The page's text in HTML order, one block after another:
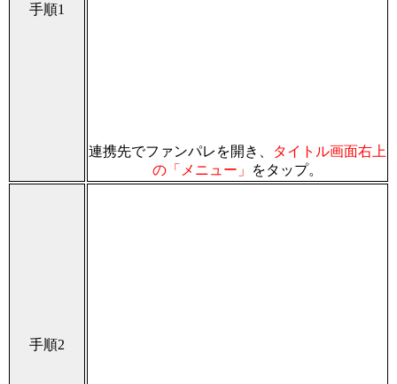
手順1
連携先でファンパレを開き、
タイトル画面右上
の「メニュー」
をタップ。
手順2